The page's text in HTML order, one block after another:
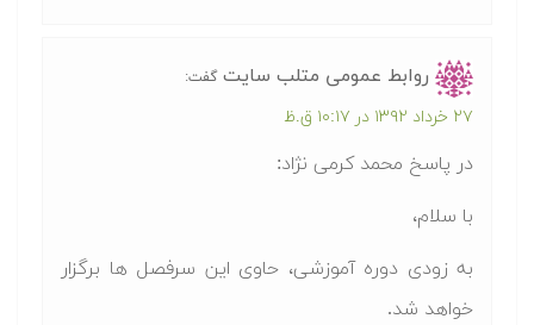
روابط عمومی متلب سایت گفت:
۲۷ خرداد ۱۳۹۲ در ۱۰:۱۷ ق.ظ
در پاسخ محمد کرمی نژاد:
با سلام،
به زودی دوره آموزشی، حاوی این سرفصل ها برگزار
خواهد شد.